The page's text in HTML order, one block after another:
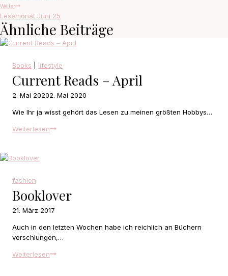
Weiter
Lesemonat Juni 25
Ähnliche Beiträge
Books lifestyle
Current Reads – April
2. Mai 20202. Mai 2020
Wie Ihr ja wisst gehört das Lesen zu meinen größten Hobbys…
WeiterlesenCurrent
fashion
Booklover
21. März 2017
Auch in den letzten Wochen habe ich reichlich an Büchern
verschlungen,…
WeiterlesenBooklover